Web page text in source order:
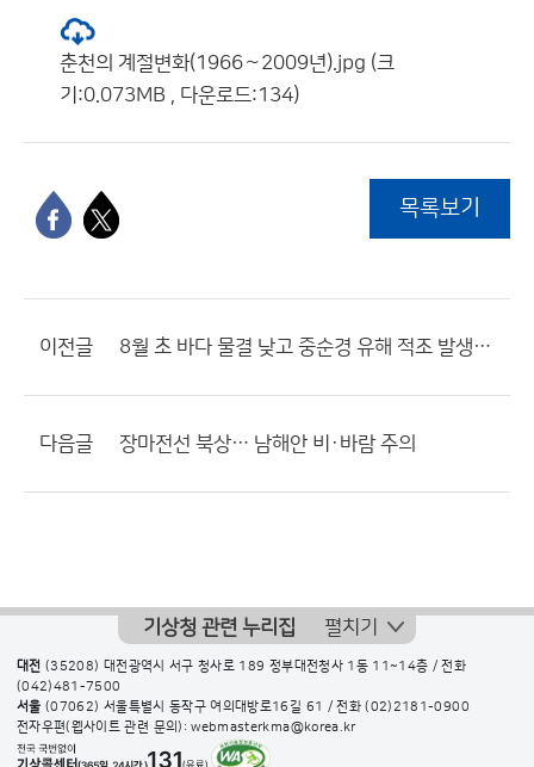
춘천의 계절변화(1966∼2009년).jpg (크
기:0.073MB , 다운로드:134)
목록보기
이전글 8월 초 바다 물결 낮고 중순경 유해 적조 발생할 듯
다음글 장마전선 북상… 남해안 비·바람 주의
기상청 관련 누리집 펼치기
대전 (35208) 대전광역시 서구 청사로 189 정부대전청사 1동 11~14층 / 전화
(042)481-7500
서울 (07062) 서울특별시 동작구 여의대방로16길 61 / 전화(02)2181-0900
전자우편(웹사이트 관련 문의): webmasterkma@korea.kr